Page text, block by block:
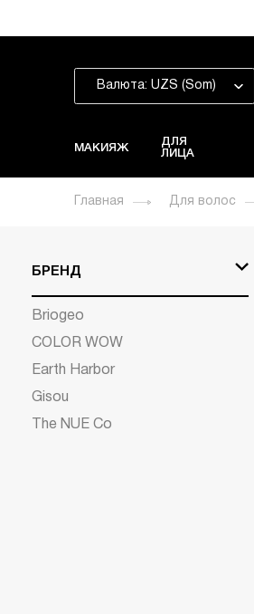
Валюта: UZS (Som)
МАКИЯЖ
ДЛЯ
ЛИЦА
Главная Для волос
БРЕНД
Briogeo
COLOR WOW
Earth Harbor
Gisou
The NUE Co